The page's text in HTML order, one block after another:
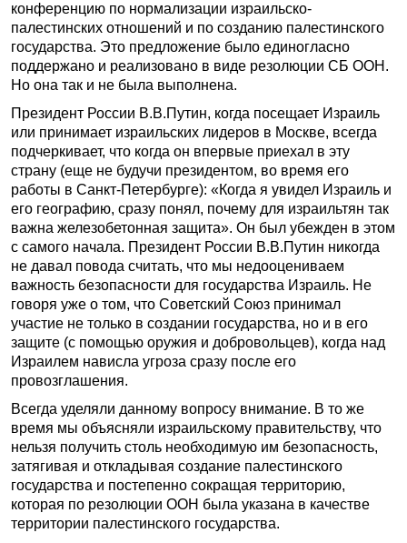
конференцию по нормализации израильско-
палестинских отношений и по созданию палестинского
государства. Это предложение было единогласно
поддержано и реализовано в виде резолюции СБ ООН.
Но она так и не была выполнена.
Президент России В.В.Путин, когда посещает Израиль
или принимает израильских лидеров в Москве, всегда
подчеркивает, что когда он впервые приехал в эту
страну (еще не будучи президентом, во время его
работы в Санкт-Петербурге): «Когда я увидел Израиль и
его географию, сразу понял, почему для израильтян так
важна железобетонная защита». Он был убежден в этом
с самого начала. Президент России В.В.Путин никогда
не давал повода считать, что мы недооцениваем
важность безопасности для государства Израиль. Не
говоря уже о том, что Советский Союз принимал
участие не только в создании государства, но и в его
защите (с помощью оружия и добровольцев), когда над
Израилем нависла угроза сразу после его
провозглашения.
Всегда уделяли данному вопросу внимание. В то же
время мы объясняли израильскому правительству, что
нельзя получить столь необходимую им безопасность,
затягивая и откладывая создание палестинского
государства и постепенно сокращая территорию,
которая по резолюции ООН была указана в качестве
территории палестинского государства.